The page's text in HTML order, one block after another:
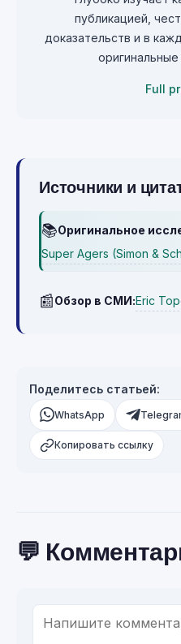
публикацией,
доказательств и в
Full
Источники и
📚Оригинальное
Super Agers (Simon &
📰Обзор в СМИ:Eric
Поделитесь статьей:
WhatsApp
Копировать ссылку
💬